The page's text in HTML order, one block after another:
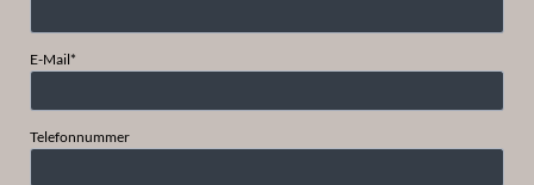
Pflichtfeld
E-Mail*
Telefonnummer